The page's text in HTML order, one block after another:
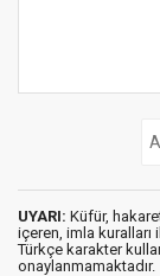
UYARI: Küfür,
içeren, imla kuralları
Türkçe karakter
onaylanmamaktadır.